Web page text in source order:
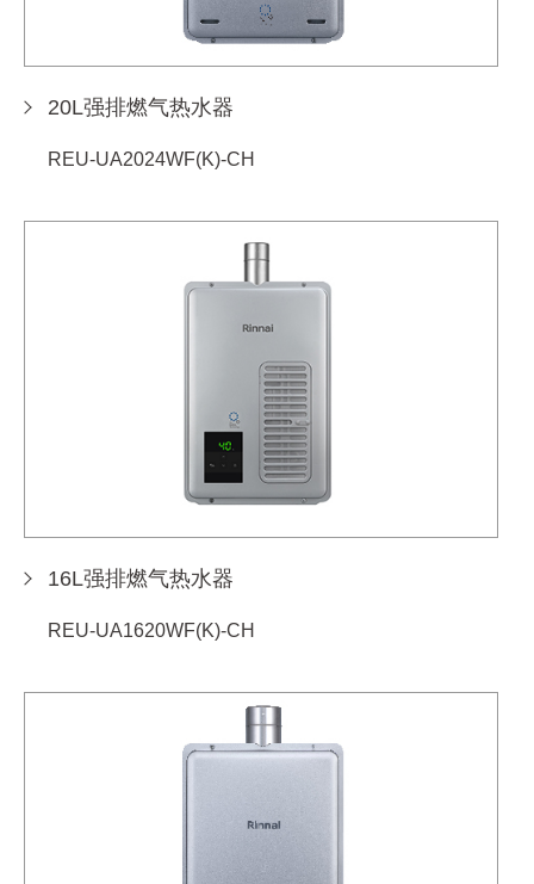
20L强排燃气热水器
REU-UA2024WF(K)-CH
16L强排燃气热水器
REU-UA1620WF(K)-CH